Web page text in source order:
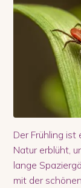
Der Frühling ist
Natur erblüht,
lange
mit der